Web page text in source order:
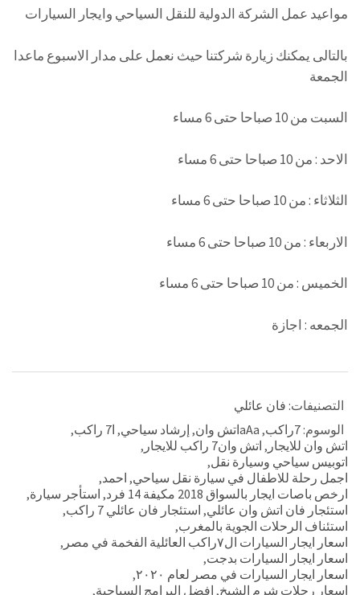
مواعيد عمل الشركة الدولية للنقل السياحي وايجار السيارات
بالتالى يمكنك زيارة شركتنا حيث نعمل على مدار الاسبوع ماعدا
الجمعة
السبت من 10 صباحا حتى 6 مساء
الاحد : من 10 صباحا حتى 6 مساء
الثلاثاء : من 10 صباحا حتى 6 مساء
الاربعاء : من 10 صباحا حتى 6 مساء
الخميس : من 10 صباحا حتى 6 مساء
الجمعه : اجازة
التصنيفات: فان عائلي
الوسوم: 7راكب , aAaاتش وان , إرشاد سياحي, ا7 راكب
,
اتش وان للايجار , اتش وان7 راكب للايجار
,
اتوبيس سياحي وسيارة نقل,
اجمل رحلة للاطفال في سيارة نقل سياحي, احمد,
ارخص باصات ايجار بالسواق 2018 مكيفة 14 فرد
, استأجر سيارة,
استئجار فان اتش وان عائلي, استئجار فان عائلي 7 راكب
,
استئناف الرحلات الجوية بالمغرب,
اسعار ايجار السيارات ال٧راكب العائلية الفخمة في مصر
,
اسعار ايجار السيارات بدجت,
اسعار ايجار السيارات في مصر لعام ٢٠٢٠
,
اسعار رحلات شرم الشيخ, افضل البرامج السياحية,